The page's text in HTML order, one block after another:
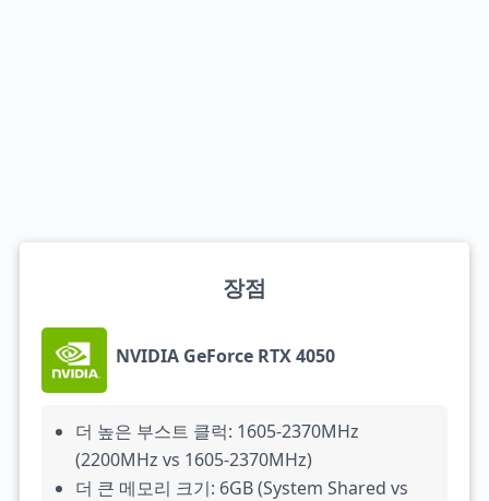
장점
NVIDIA GeForce RTX 4050
더 높은 부스트 클럭: 1605-2370MHz
(2200MHz vs 1605-2370MHz)
더 큰 메모리 크기: 6GB (System Shared vs